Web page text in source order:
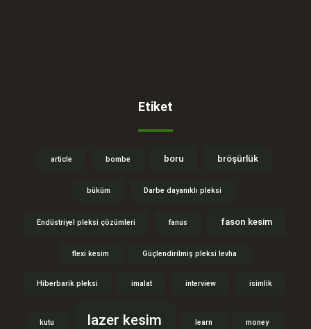
Etiket
article bombe boru bröşürlük
büküm Darbe dayanıklı pleksi
Endüstriyel pleksi çözümleri fanus fason kesim
flexi kesim Güçlendirilmiş pleksi levha
Hiberbarik pleksi imalat interview isimlik
kutu lazer kesim learn money